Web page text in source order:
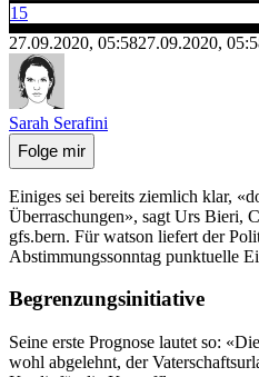
15
27.09.2020, 05:5827.09.2020,
Sarah Serafini
Folge mir
Einiges sei bereits ziemlich klar,
Überraschungen», sagt Urs Bieri,
gfs.bern. Für watson liefert der
Abstimmungssonntag punktuelle
Begrenzungsinitiative
Seine erste Prognose lautet so: «Die
wohl abgelehnt, der